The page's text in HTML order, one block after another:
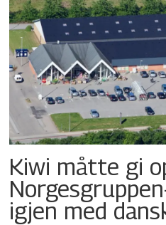
Kiwi måtte gi
igjen med